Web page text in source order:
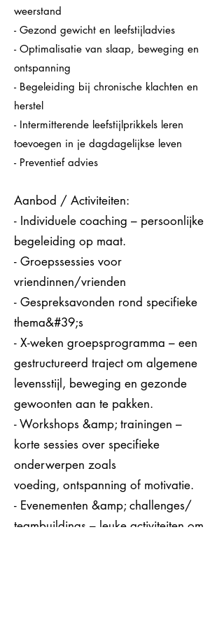
weerstand
- Gezond gewicht en leefstijladvies
- Optimalisatie van slaap, beweging en
ontspanning
- Begeleiding bij chronische klachten en
herstel
- Intermitterende leefstijlprikkels leren
toevoegen in je dagdagelijkse leven
- Preventief advies
Aanbod / Activiteiten:
- Individuele coaching – persoonlijke
begeleiding op maat.
- Groepssessies voor
vriendinnen/vrienden
- Gespreksavonden rond specifieke
thema&#39;s
- X-weken groepsprogramma – een
gestructureerd traject om algemene
levensstijl, beweging en gezonde
gewoonten aan te pakken.
- Workshops &amp; trainingen –
korte sessies over specifieke
onderwerpen zoals
voeding, ontspanning of motivatie.
- Evenementen &amp; challenges/
teambuildings – leuke activiteiten om